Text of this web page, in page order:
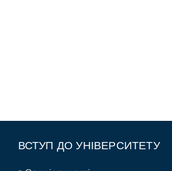
ВСТУП ДО УНІВЕРСИТЕТУ